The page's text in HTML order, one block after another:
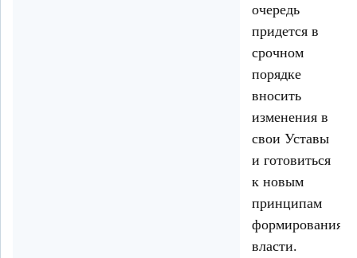
очередь
придется в
срочном
порядке
вносить
изменения в
свои Уставы
и готовиться
к новым
принципам
формирования
власти.